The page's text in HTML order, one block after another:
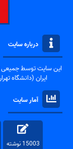
درباره سایت
این سایت توسط جمیعی
ایران (دانشگاه
آمار سایت
15003 نوشته